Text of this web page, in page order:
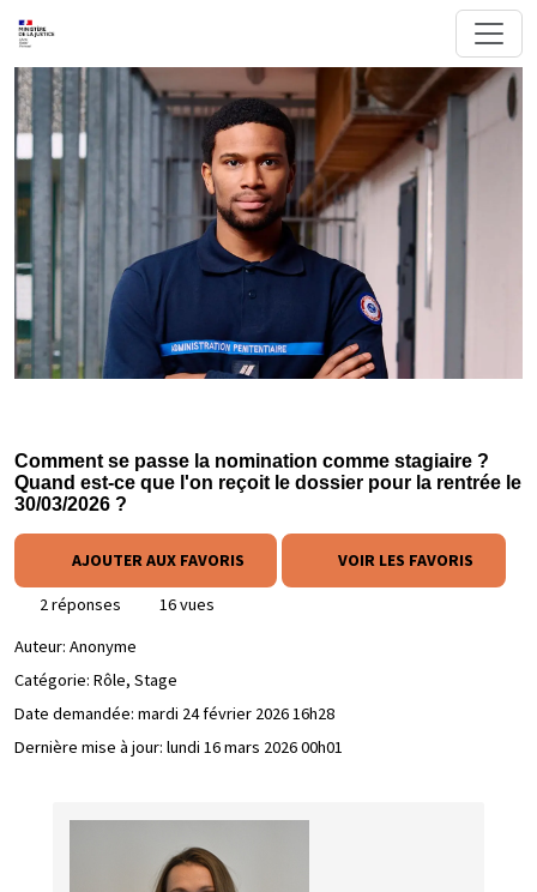
Comment se passe la nomination comme stagiaire ?
Quand est-ce que l'on reçoit le dossier pour la rentrée le
30/03/2026 ?
AJOUTER AUX FAVORIS VOIR LES FAVORIS
2 réponses
16 vues
Auteur: Anonyme
Catégorie: Rôle, Stage
Date demandée: mardi 24 février 2026 16h28
Dernière mise à jour: lundi 16 mars 2026 00h01